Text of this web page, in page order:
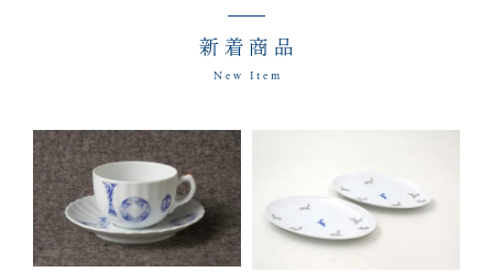
新着商品
New Item